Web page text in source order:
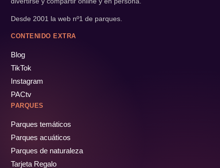
Desde 2001 la web nº1 de parques.
CONTENIDO EXTRA
Blog
TikTok
Instagram
PACtv
PARQUES
Parques temáticos
Parques acuáticos
Parques de naturaleza
Tarjeta Regalo